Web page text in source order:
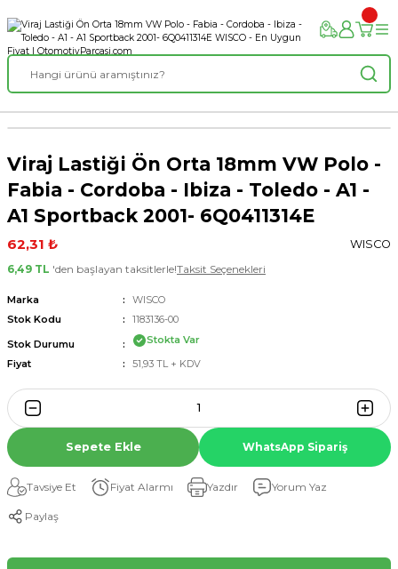
Viraj Lastiği Ön Orta 18mm VW Polo -
Fabia - Cordoba - Ibiza - Toledo - A1 -
A1 Sportback 2001- 6Q0411314E
62,31 ₺
WISCO
6,49 TL 'den başlayan taksitlerle!Taksit Seçenekleri
Marka
WISCO
Stok Kodu
1183136-00
Stok Durumu
Stokta Var
Fiyat
51,93 TL + KDV
Sepete Ekle WhatsApp Sipariş
Tavsiye Et Fiyat Alarmı Yazdır Yorum Yaz
Paylaş